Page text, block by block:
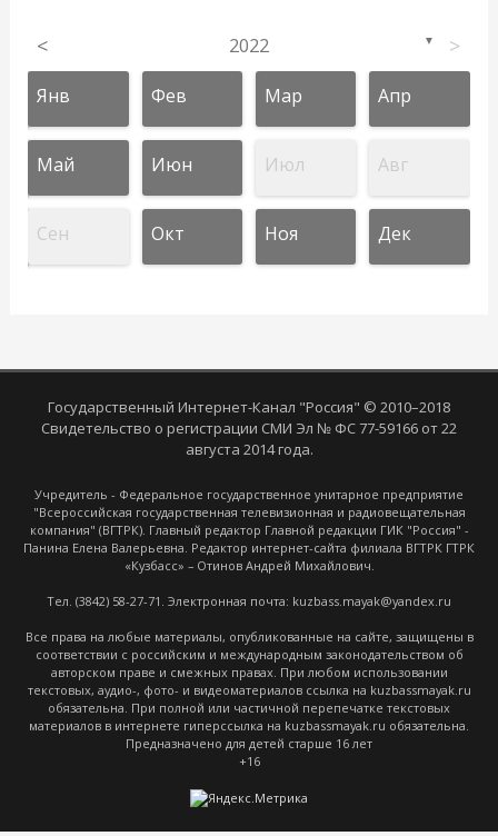
< 2022 ▼ >
Янв Фев Мар Апр
Май Июн Июл Авг
Сен Окт Ноя Дек
Государственный Интернет-Канал "Россия" © 2010–2018
Свидетельство о регистрации СМИ Эл № ФС 77-59166 от 22
августа 2014 года.
Учредитель - Федеральное государственное унитарное предприятие
"Всероссийская государственная телевизионная и радиовещательная
компания" (ВГТРК). Главный редактор Главной редакции ГИК "Россия" -
Панина Елена Валерьевна. Редактор интернет-сайта филиала ВГТРК ГТРК
«Кузбасс» – Отинов Андрей Михайлович.
Тел. (3842) 58-27-71. Электронная почта: kuzbass.mayak@yandex.ru
Все права на любые материалы, опубликованные на сайте, защищены в
соответствии с российским и международным законодательством об
авторском праве и смежных правах. При любом использовании
текстовых, аудио-, фото- и видеоматериалов ссылка на kuzbassmayak.ru
обязательна. При полной или частичной перепечатке текстовых
материалов в интернете гиперссылка на kuzbassmayak.ru обязательна.
Предназначено для детей старше 16 лет
+16